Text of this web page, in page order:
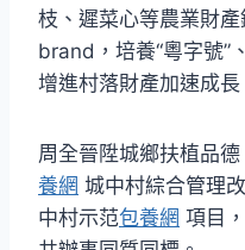
枝、遲菜心等農業財
brand，培養“粵字號”
增進村落財產加速成長
周全晉陞城鄉扶植品德
養網 城中村綜合管理
中村示范包養網 項目